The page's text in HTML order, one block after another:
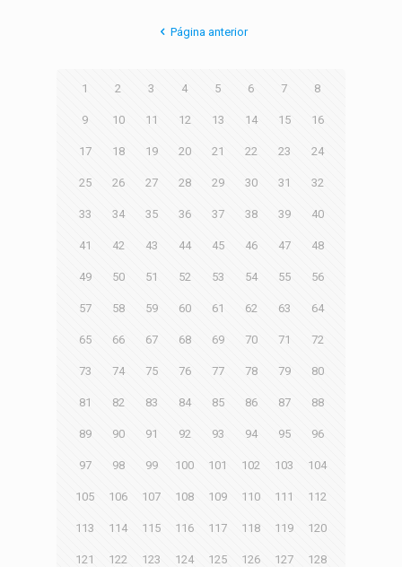
Página anterior
1 2 3 4 5 6 7 8
9 10 11 12 13 14 15 16
17 18 19 20 21 22 23 24
25 26 27 28 29 30 31 32
33 34 35 36 37 38 39 40
41 42 43 44 45 46 47 48
49 50 51 52 53 54 55 56
57 58 59 60 61 62 63 64
65 66 67 68 69 70 71 72
73 74 75 76 77 78 79 80
81 82 83 84 85 86 87 88
89 90 91 92 93 94 95 96
97 98 99 100 101 102 103 104
105 106 107 108 109 110 111 112
113 114 115 116 117 118 119 120
121 122 123 124 125 126 127 128